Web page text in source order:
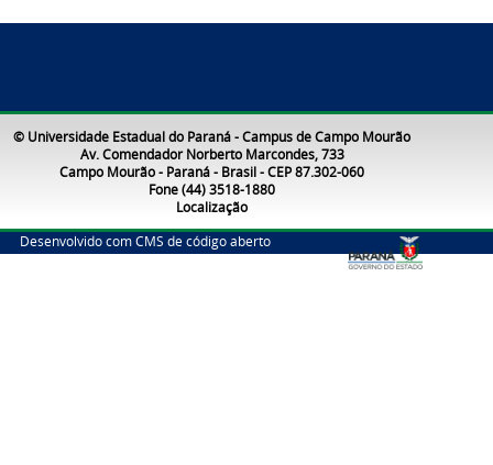
© Universidade Estadual do Paraná - Campus de Campo Mourão
Av. Comendador Norberto Marcondes, 733
Campo Mourão - Paraná - Brasil - CEP 87.302-060
Fone (44) 3518-1880
Localização
Desenvolvido com CMS de código aberto